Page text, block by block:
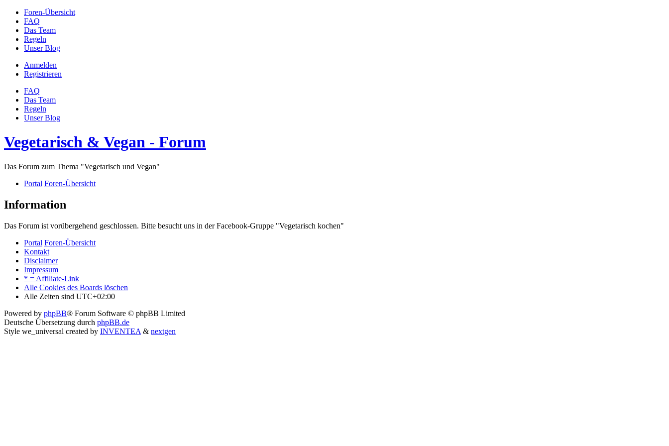
Foren-Übersicht
FAQ
Das Team
Regeln
Unser Blog
Anmelden
Registrieren
FAQ
Das Team
Regeln
Unser Blog
Vegetarisch & Vegan - Forum
Das Forum zum Thema "Vegetarisch und Vegan"
Portal Foren-Übersicht
Information
Das Forum ist vorübergehend geschlossen. Bitte besucht uns in der Facebook-Gruppe "Vegetarisch kochen"
Portal Foren-Übersicht
Kontakt
Disclaimer
Impressum
* = Affiliate-Link
Alle Cookies des Boards löschen
Alle Zeiten sind UTC+02:00
Powered by phpBB® Forum Software © phpBB Limited
Deutsche Übersetzung durch phpBB.de
Style we_universal created by INVENTEA & nextgen